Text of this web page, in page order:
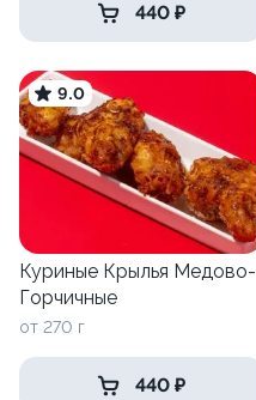
440 ₽
9.0
Куриные Крылья Медово-
Горчичные
от 270 г
440 ₽